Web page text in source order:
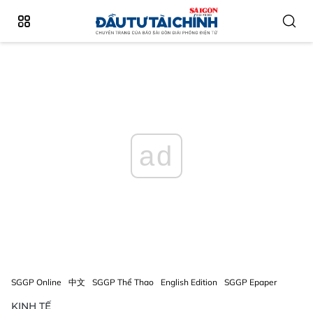
ad
SGGP Online 中文 SGGP Thể Thao English Edition SGGP Epaper
KINH TẾ